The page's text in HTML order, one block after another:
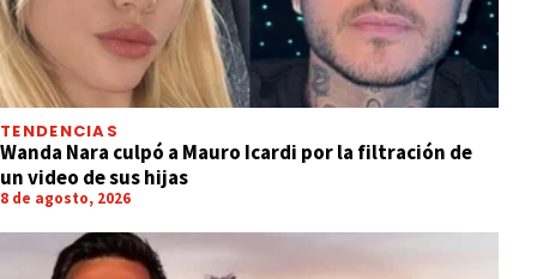
TENDENCIAS
Wanda Nara culpó a Mauro Icardi por la filtración de
un video de sus hijas
8 de agosto, 2026